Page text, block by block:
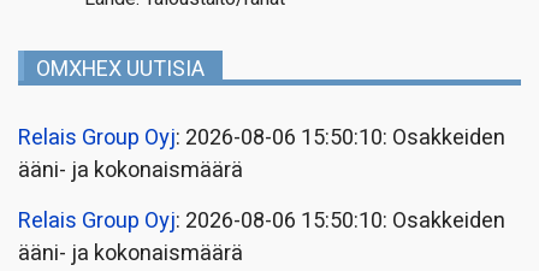
OMXHEX UUTISIA
Relais Group Oyj: 2026-08-06 15:50:10: Osakkeiden
ääni- ja kokonaismäärä
Relais Group Oyj: 2026-08-06 15:50:10: Osakkeiden
ääni- ja kokonaismäärä